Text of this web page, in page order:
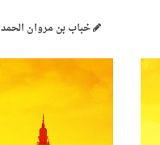
خباب بن مروان الحمد